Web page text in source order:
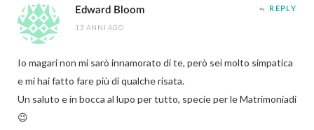
Edward Bloom
13 ANNI AGO
REPLY
Io magari non mi sarò innamorato di te, però sei molto simpatica
e mi hai fatto fare più di qualche risata.
Un saluto e in bocca al lupo per tutto, specie per le Matrimoniadi
😉